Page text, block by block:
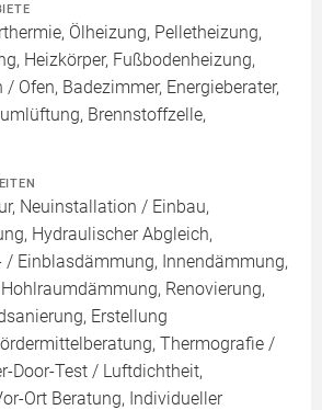
Ölheizung, Pelletheizung,
Heizkörper, Fußbodenheizung,
Ofen, Badezimmer, Energieberater,
Brennstoffzelle,
Neuinstallation / Einbau,
Hydraulischer Abgleich,
/ Einblasdämmung, Innendämmung,
Renovierung,
Erstellung
Thermografie /
Door-Test / Luftdichtheit,
Ort Beratung, Individueller